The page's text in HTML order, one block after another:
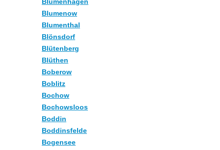
Blumenhagen
Blumenow
Blumenthal
Blönsdorf
Blütenberg
Blüthen
Boberow
Boblitz
Bochow
Bochowsloos
Boddin
Boddinsfelde
Bogensee